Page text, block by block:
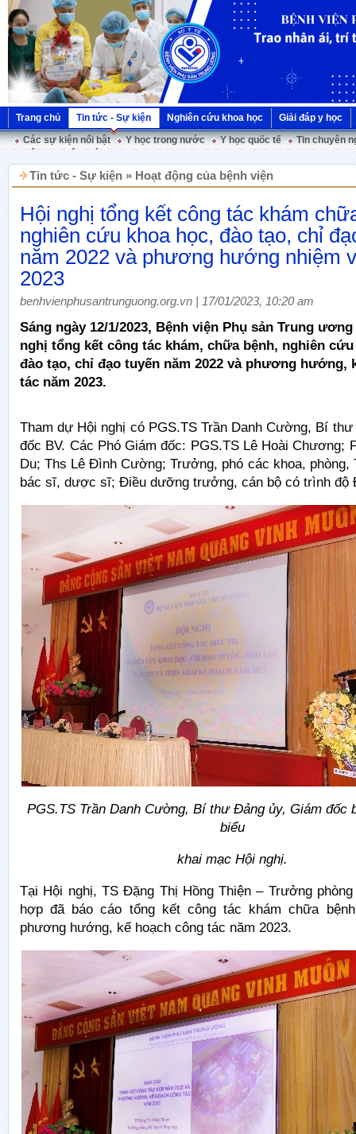
Trang chủ Tin tức - Sự kiện Nghiên cứu khoa học
Giải đáp y học
Các sự kiện nổi bật
Y học trong nước Y học quốc tế
Tin chuyên
Tin tức - Sự kiện » Hoạt động của bệnh viện
Hội nghị tổng kết công tác khám
nghiên cứu khoa học, đào tạo, chỉ
năm 2022 và phương hướng nhiệm
2023
benhvienphusantrunguong.org.vn | 17/01/2023, 10:20 am
Sáng ngày 12/1/2023, Bệnh viện Phụ sản Trung
nghị tổng kết công tác khám, chữa bệnh, nghiên
đào tạo, chỉ đạo tuyến năm 2022 và phương hướng,
tác năm 2023.
Tham dự Hội nghị có PGS.TS Trần Danh Cường, Bí
đốc BV. Các Phó Giám đốc: PGS.TS Lê Hoài Chương;
Du; Ths Lê Đình Cường; Trưởng, phó các khoa, phòng,
bác sĩ, dược sĩ; Điều dưỡng trưởng, cán bộ có trình độ
PGS.TS Trần Danh Cường, Bí thư Đảng ủy, Giám đốc
biểu
khai mạc Hội nghị.
Tại Hội nghị, TS Đặng Thị Hồng Thiện – Trưởng
hợp đã báo cáo tổng kết công tác khám chữa
phương hướng, kế hoạch công tác năm 2023.